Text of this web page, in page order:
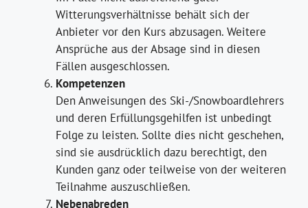
Witterungsverhältnisse behält sich der
Anbieter vor den Kurs abzusagen. Weitere
Ansprüche aus der Absage sind in diesen
Fällen ausgeschlossen.
Kompetenzen
Den Anweisungen des Ski-/Snowboardlehrers
und deren Erfüllungsgehilfen ist unbedingt
Folge zu leisten. Sollte dies nicht geschehen,
sind sie ausdrücklich dazu berechtigt, den
Kunden ganz oder teilweise von der weiteren
Teilnahme auszuschließen.
Nebenabreden